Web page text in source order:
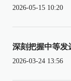
2026-05-15 10:20
深刻把握中等发
2026-03-24 13:56